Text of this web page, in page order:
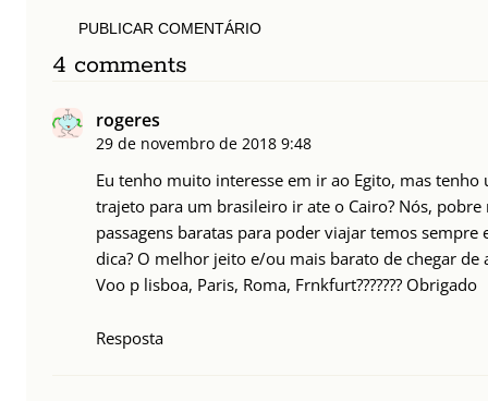
PUBLICAR COMENTÁRIO
4 comments
rogeres
29 de novembro de 2018 9:48
Eu tenho muito interesse em ir ao Egito, mas
trajeto para um brasileiro ir ate o Cairo? Nós,
passagens baratas para poder viajar temos
dica? O melhor jeito e/ou mais barato de chegar de
Voo p lisboa, Paris, Roma, Frnkfurt??????? Obrigado
Resposta